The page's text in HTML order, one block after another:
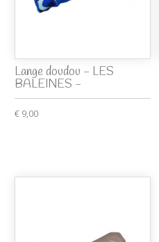
Lange doudou - LES
BALEINES -
€ 9,00